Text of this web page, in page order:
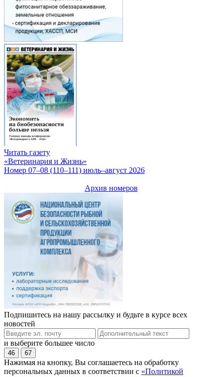
Читать газету
«Ветеринария и Жизнь»
Номер 07–08 (110–111) июль–август 2026
Архив номеров
Подпишитесь на нашу рассылку и будьте в курсе всех
новостей
и выберите большее число
46 67
Нажимая на кнопку, Вы соглашаетесь на обработку
персональных данных в соответствии с «Политикой